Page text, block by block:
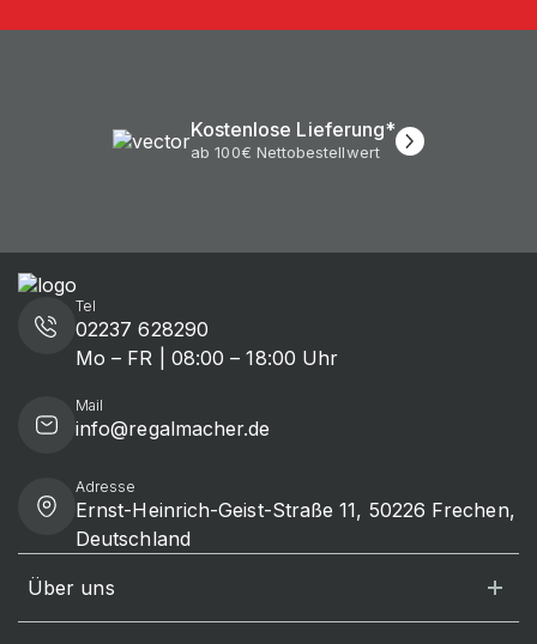
Kostenlose Lieferung*
ab 100€ Nettobestellwert
Tel
02237 628290
Mo – FR | 08:00 – 18:00 Uhr
Mail
info@regalmacher.de
Adresse
Ernst-Heinrich-Geist-Straße 11, 50226 Frechen,
Deutschland
Über uns